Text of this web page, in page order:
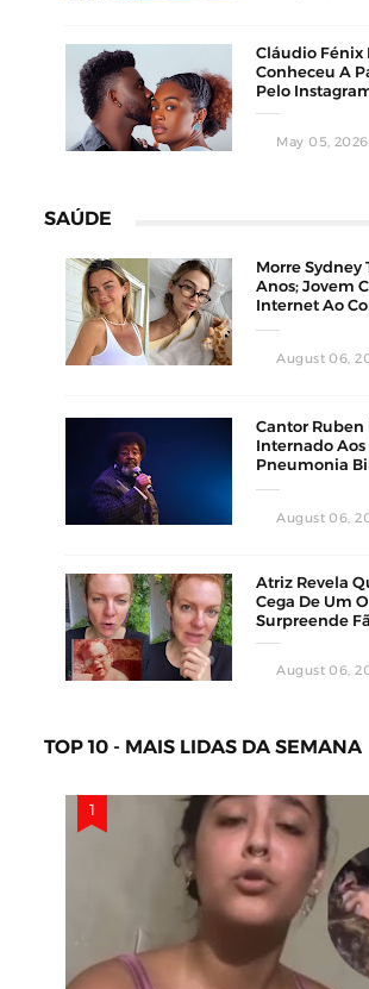
Cláudio Fénix
Conheceu A
Pelo
May 05, 2026
SAÚDE
Morre Sydney
Anos; Jovem
Internet Ao
August 06,
Cantor Ruben
Internado Aos
Pneumonia
August 06,
Atriz Revela
Cega De Um
Surpreende
August 06,
TOP 10 - MAIS LIDAS DA SEMANA